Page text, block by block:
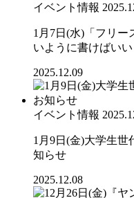
イベント情報
1月7日(水)「フリー
いように書けばい
2025.12.09
イベント情報
1月9日(金)大学生世
知らせ
2025.12.08